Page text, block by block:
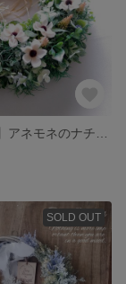
SOLD OUT